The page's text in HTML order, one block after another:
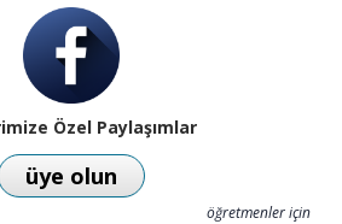
Özel Paylaşımlar
üye olun
öğretmenler için